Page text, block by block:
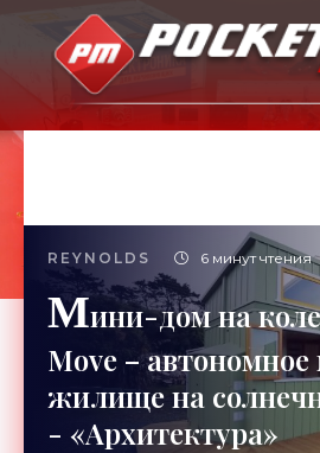
REYNOLDS 6 минут чтения
Мини-дом на
Move –
жилище на
- «Архитектура»